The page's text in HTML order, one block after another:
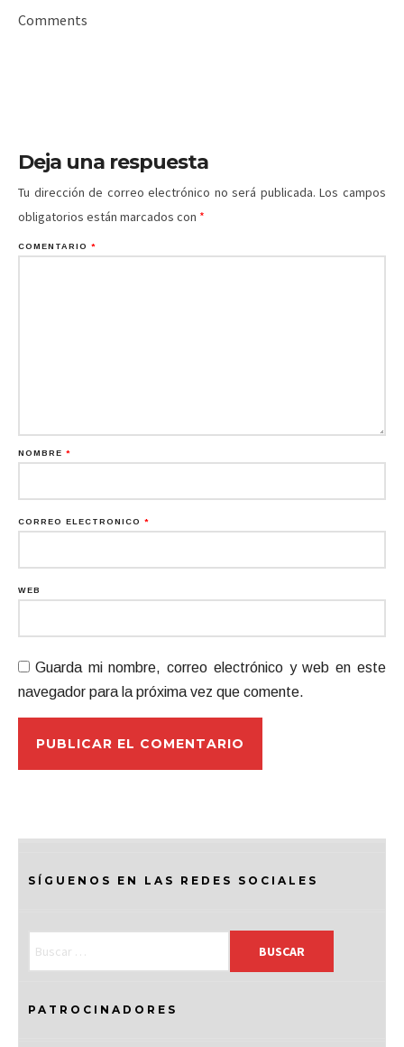
Comments
Deja una respuesta
Tu dirección de correo electrónico no será publicada. Los campos
obligatorios están marcados con *
COMENTARIO *
NOMBRE *
CORREO ELECTRÓNICO *
WEB
Guarda mi nombre, correo electrónico y web en este
navegador para la próxima vez que comente.
SÍGUENOS EN LAS REDES SOCIALES
PATROCINADORES